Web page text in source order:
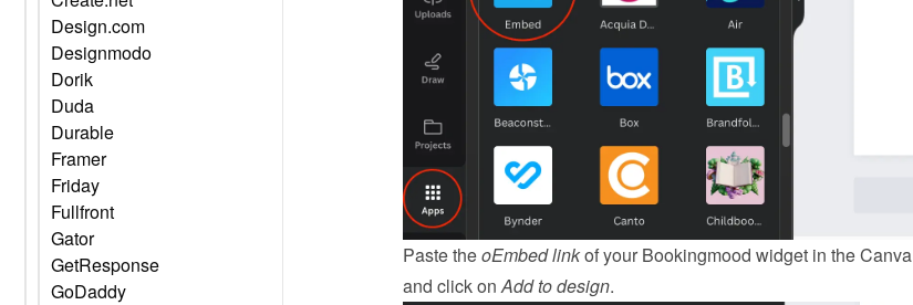
Design.com
Designmodo
Dorik
Duda
Durable
Framer
Friday
Fullfront
Gator
GetResponse
GoDaddy
Paste the oEmbed link of your Bookingmood widget in the Canva
and click on Add to design.